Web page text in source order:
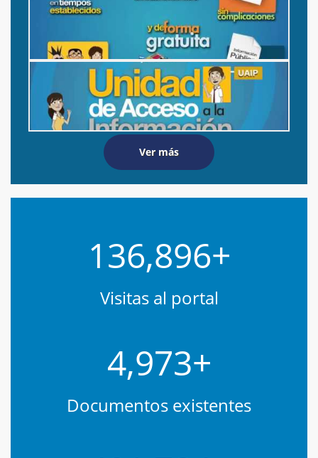
Ver más
136,896+
Visitas al portal
4,973+
Documentos existentes